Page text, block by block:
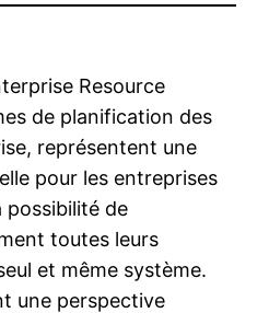
Resource
de planification des
représentent une
pour les entreprises
de
toutes leurs
et même système.
une perspective